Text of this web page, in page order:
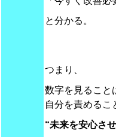
と分かる。
つまり、
数字を見ること
自分を責めるこ
“未来を安心さ